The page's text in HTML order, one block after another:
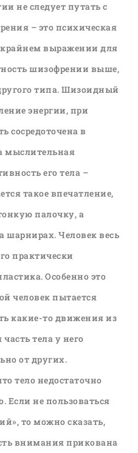
не следует путать с
– это психическая
крайнем выражении для
шизофрении выше,
типа. Шизоидный
энергии, при
сосредоточена в
мыслительная
его тела –
такое впечатление,
палочку, а
шарнирах. Человек весь
практически
Особенно это
человек пытается
какие-то движения из
тела у него
от других.
тело недостаточно
Если не пользоваться
то можно сказать,
внимания прикована